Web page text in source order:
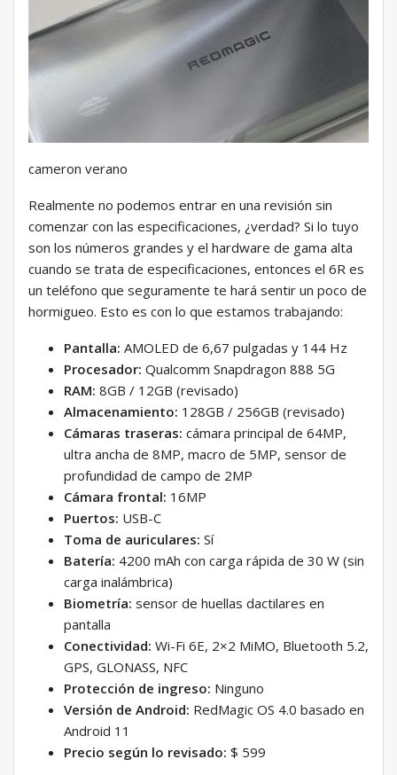
cameron verano
Realmente no podemos entrar en una revisión sin
comenzar con las especificaciones, ¿verdad? Si lo tuyo
son los números grandes y el hardware de gama alta
cuando se trata de especificaciones, entonces el 6R es
un teléfono que seguramente te hará sentir un poco de
hormigueo. Esto es con lo que estamos trabajando:
Pantalla: AMOLED de 6,67 pulgadas y 144 Hz
Procesador: Qualcomm Snapdragon 888 5G
RAM: 8GB / 12GB (revisado)
Almacenamiento: 128GB / 256GB (revisado)
Cámaras traseras: cámara principal de 64MP,
ultra ancha de 8MP, macro de 5MP, sensor de
profundidad de campo de 2MP
Cámara frontal: 16MP
Puertos: USB-C
Toma de auriculares: Sí
Batería: 4200 mAh con carga rápida de 30 W (sin
carga inalámbrica)
Biometría: sensor de huellas dactilares en
pantalla
Conectividad: Wi-Fi 6E, 2×2 MiMO, Bluetooth 5.2,
GPS, GLONASS, NFC
Protección de ingreso: Ninguno
Versión de Android: RedMagic OS 4.0 basado en
Android 11
Precio según lo revisado: $ 599